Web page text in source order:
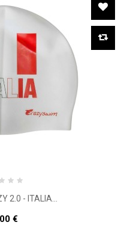
2.0 - ITALIA...
€